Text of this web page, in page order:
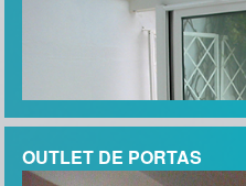
"Olá Marco e Nuno
casa. Devo dizer o
resultado final e que
trabalhadores,
casa. Eles se
e é impossível dizer a
obrigado. Cumprimentos
OUTLET DE PORTAS